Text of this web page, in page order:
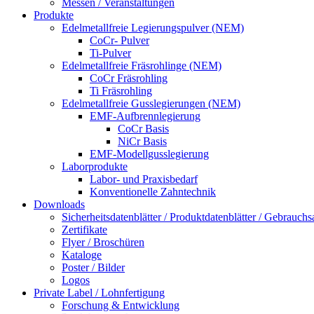
Messen / Veranstaltungen
Produkte
Edelmetallfreie Legierungspulver (NEM)
CoCr- Pulver
Ti-Pulver
Edelmetallfreie Fräsrohlinge (NEM)
CoCr Fräsrohling
Ti Fräsrohling
Edelmetallfreie Gusslegierungen (NEM)
EMF-Aufbrennlegierung
CoCr Basis
NiCr Basis
EMF-Modellgusslegierung
Laborprodukte
Labor- und Praxisbedarf
Konventionelle Zahntechnik
Downloads
Sicherheitsdatenblätter / Produktdatenblätter /
Zertifikate
Flyer / Broschüren
Kataloge
Poster / Bilder
Logos
Private Label / Lohnfertigung
Forschung & Entwicklung